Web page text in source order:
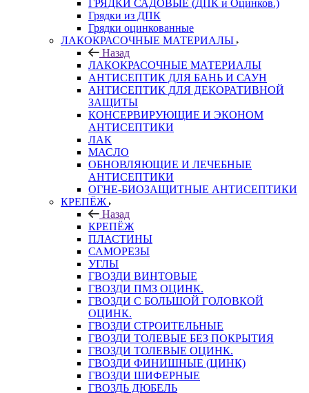
ГРЯДКИ САДОВЫЕ (ДПК и Оцинков.)
Грядки из ДПК
Грядки оцинкованные
ЛАКОКРАСОЧНЫЕ МАТЕРИАЛЫ
Назад
ЛАКОКРАСОЧНЫЕ МАТЕРИАЛЫ
АНТИСЕПТИК ДЛЯ БАНЬ И САУН
АНТИСЕПТИК ДЛЯ ДЕКОРАТИВНОЙ
ЗАЩИТЫ
КОНСЕРВИРУЮЩИЕ И ЭКОНОМ
АНТИСЕПТИКИ
ЛАК
МАСЛО
ОБНОВЛЯЮЩИЕ И ЛЕЧЕБНЫЕ
АНТИСЕПТИКИ
ОГНЕ-БИОЗАЩИТНЫЕ АНТИСЕПТИКИ
КРЕПЁЖ
Назад
КРЕПЁЖ
ПЛАСТИНЫ
САМОРЕЗЫ
УГЛЫ
ГВОЗДИ ВИНТОВЫЕ
ГВОЗДИ ПМЗ ОЦИНК.
ГВОЗДИ С БОЛЬШОЙ ГОЛОВКОЙ
ОЦИНК.
ГВОЗДИ СТРОИТЕЛЬНЫЕ
ГВОЗДИ ТОЛЕВЫЕ БЕЗ ПОКРЫТИЯ
ГВОЗДИ ТОЛЕВЫЕ ОЦИНК.
ГВОЗДИ ФИНИШНЫЕ (ЦИНК)
ГВОЗДИ ШИФЕРНЫЕ
ГВОЗДЬ ДЮБЕЛЬ